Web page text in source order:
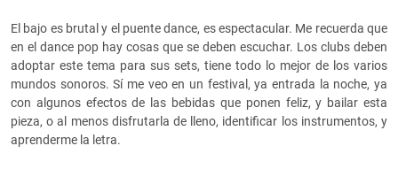
El bajo es brutal y el puente dance, es espectacular. Me recuerda que
en el dance pop hay cosas que se deben escuchar. Los clubs deben
adoptar este tema para sus sets, tiene todo lo mejor de los varios
mundos sonoros. Sí me veo en un festival, ya entrada la noche, ya
con algunos efectos de las bebidas que ponen feliz, y bailar esta
pieza, o al menos disfrutarla de lleno, identificar los instrumentos, y
aprenderme la letra.